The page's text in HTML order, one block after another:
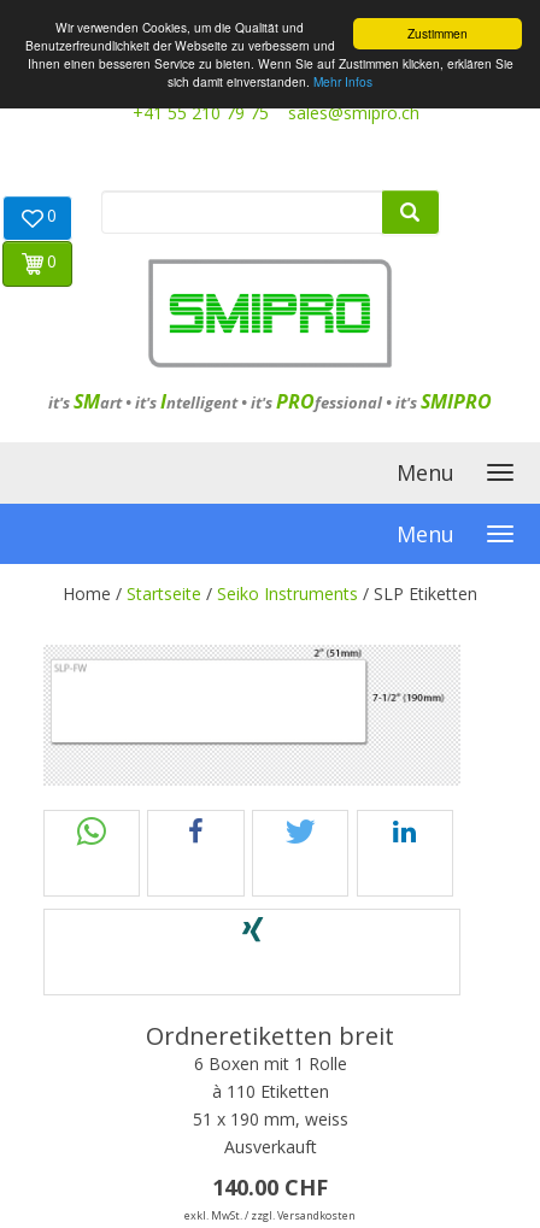
Zustimmen
Wir verwenden Cookies, um die Qualität und
Benutzerfreundlichkeit der Webseite zu verbessern und
Ihnen einen besseren Service zu bieten. Wenn Sie auf Zustimmen klicken, erklären Sie
sich damit einverstanden. Mehr Infos
+41 55 210 79 75 sales@smipro.ch
it'sSMart •it'sIntelligent•it'sPROfessional •it'sSMIPRO
0
0
Menu
Menu
Home / Startseite / Seiko Instruments / SLP Etiketten
Ordneretiketten breit
6 Boxen mit 1 Rolle
à 110 Etiketten
51 x 190 mm, weiss
Ausverkauft
140.00 CHF
exkl. MwSt. / zzgl. Versandkosten